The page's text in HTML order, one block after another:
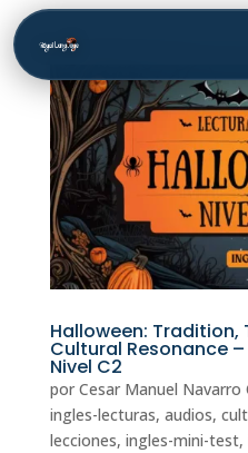
Halloween:
Cultural Resonance
Nivel C2
por Cesar Manuel Navarro
ingles-lecturas, audios,
lecciones, ingles-mini-test,